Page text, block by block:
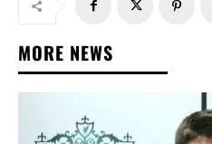
MORE NEWS